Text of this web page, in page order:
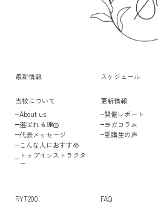
最新情報 スケジュール
当校について
About us
選ばれる理由
代表メッセージ
こんな人におすすめ
トップインストラクタ
ー
更新情報
開催レポート
ヨガコラム
受講生の声
RYT200 FAQ